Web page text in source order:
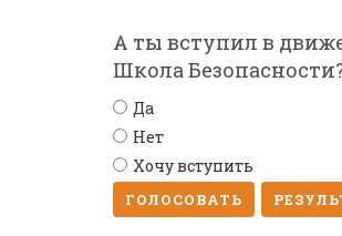
А ты вступил в
Школа
Да
Нет
Хочу вступить
ГОЛОСОВАТЬ